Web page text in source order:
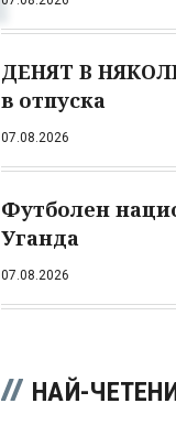
ДЕНЯТ В
в отпуска
07.08.2026
Футболен
Уганда
07.08.2026
НАЙ-